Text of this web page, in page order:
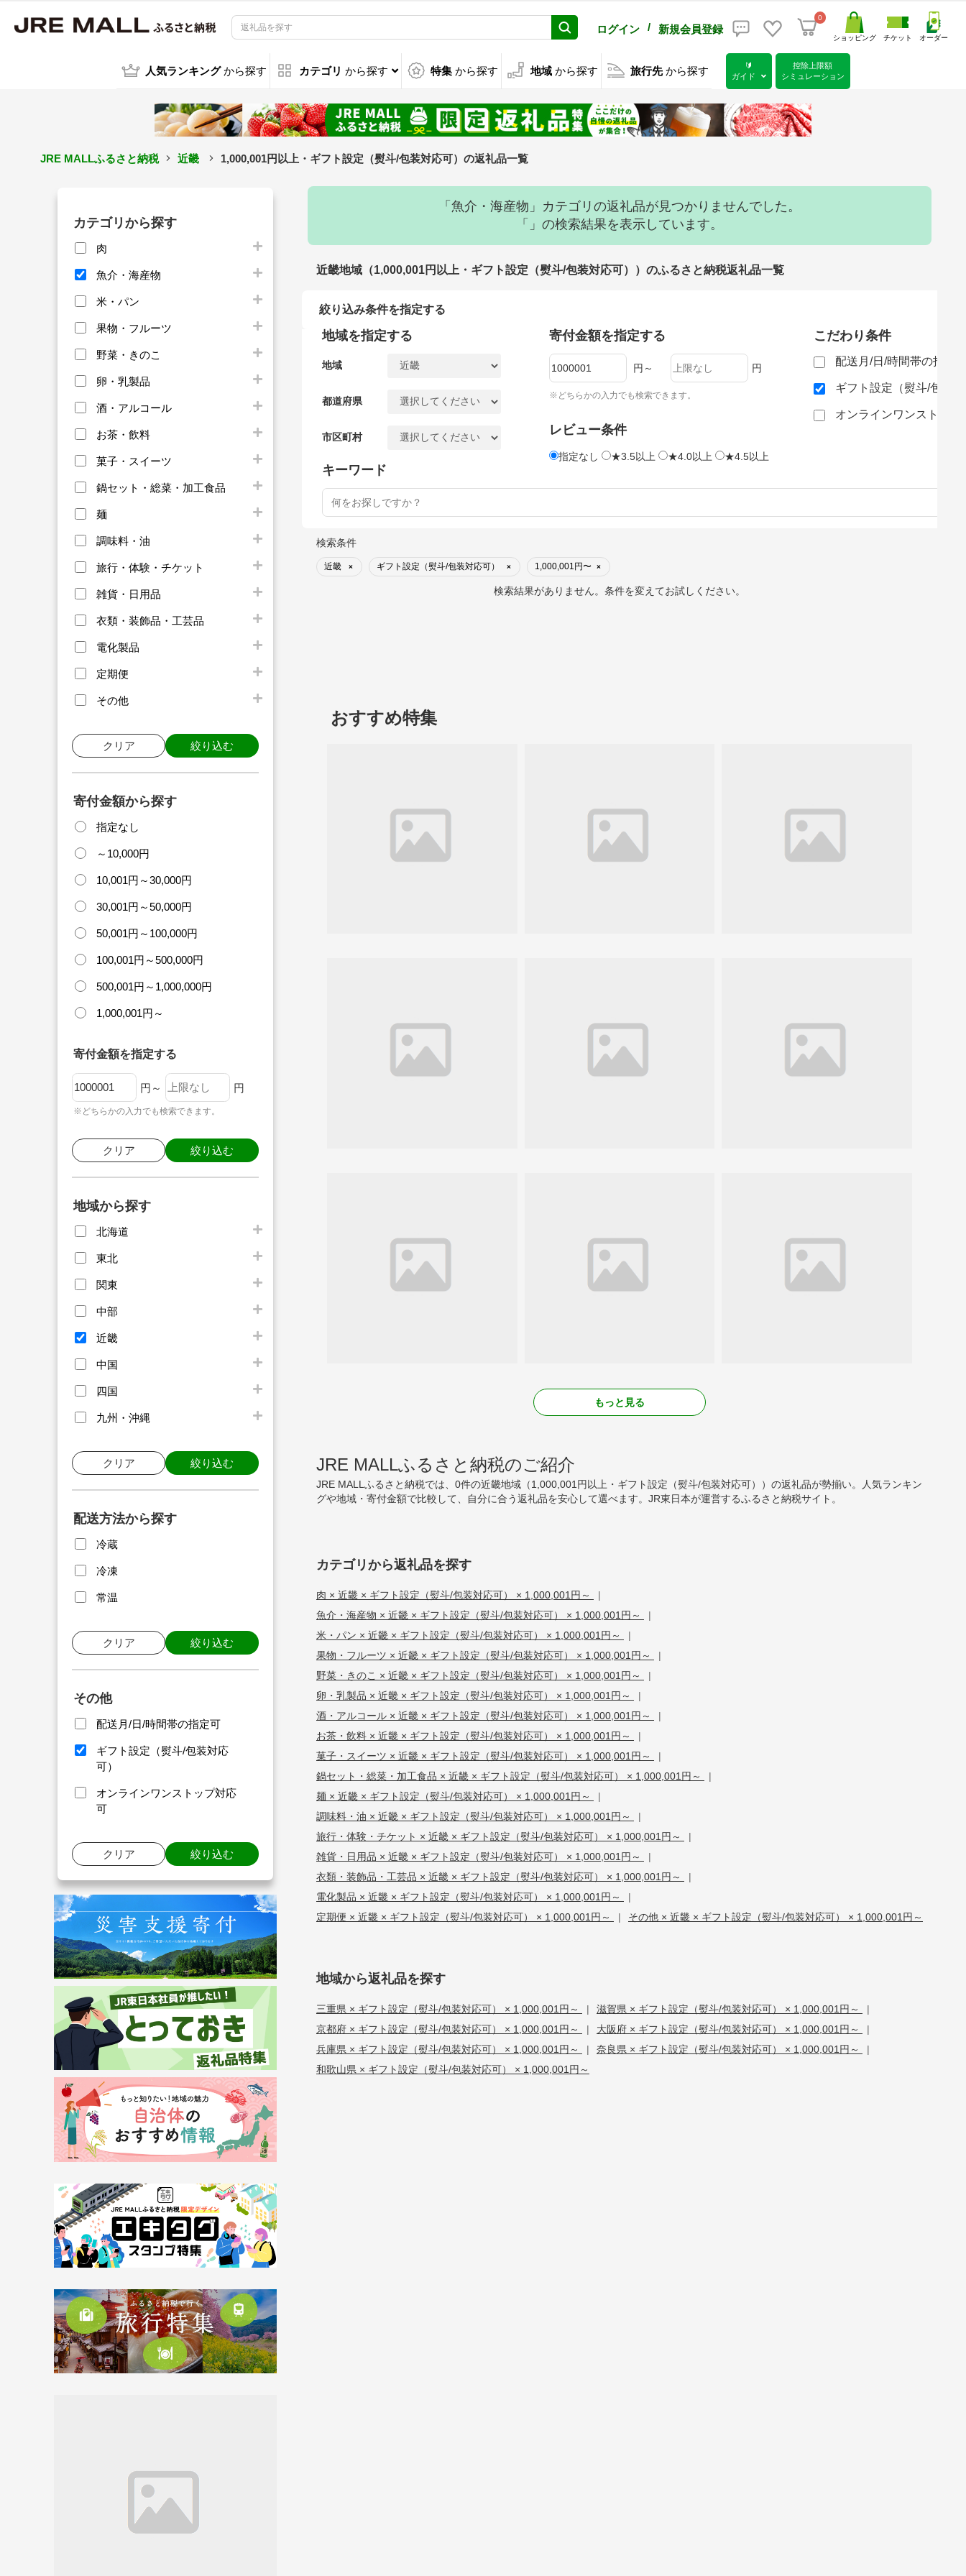
ログイン / 新規会員登録
0
ショッピング チケット オーダー
人気ランキング から探す カテゴリ から探す 特集 から探す 地域 から探す 旅行先 から探す
🔰
ガイド
控除上限額
シミュレーション
JRE MALLふるさと納税 近畿 1,000,001円以上・ギフト設定（熨斗/包装対応可）の返礼品一覧
カテゴリから探す
肉
魚介・海産物
米・パン
果物・フルーツ
野菜・きのこ
卵・乳製品
酒・アルコール
お茶・飲料
菓子・スイーツ
鍋セット・総菜・加工食品
麺
調味料・油
旅行・体験・チケット
雑貨・日用品
衣類・装飾品・工芸品
電化製品
定期便
その他
クリア 絞り込む
寄付金額から探す
指定なし
～10,000円
10,001円～30,000円
30,001円～50,000円
50,001円～100,000円
100,001円～500,000円
500,001円～1,000,000円
1,000,001円～
寄付金額を指定する
円～ 円
※どちらかの入力でも検索できます。
クリア 絞り込む
地域から探す
北海道
東北
関東
中部
近畿
中国
四国
九州・沖縄
クリア 絞り込む
配送方法から探す
冷蔵
冷凍
常温
クリア 絞り込む
その他
配送月/日/時間帯の指定可
ギフト設定（熨斗/包装対応
可）
オンラインワンストップ対応
可
クリア 絞り込む
「魚介・海産物」カテゴリの返礼品が見つかりませんでした。
「」の検索結果を表示しています。
近畿地域（1,000,001円以上・ギフト設定（熨斗/包装対応可））のふるさと納税返礼品一覧
絞り込み条件を指定する
地域を指定する
地域
都道府県
市区町村
寄付金額を指定する
円～ 円
※どちらかの入力でも検索できます。
レビュー条件
指定なし ★3.5以上 ★4.0以上 ★4.5以上
こだわり条件
配送月/日/時間帯の指定
ギフト設定（熨斗/包装
オンラインワンストップ
キーワード
検索条件
近畿 × ギフト設定（熨斗/包装対応可） × 1,000,001円〜 ×
検索結果がありません。条件を変えてお試しください。
おすすめ特集
もっと見る
JRE MALLふるさと納税のご紹介
JRE MALLふるさと納税では、0件の近畿地域（1,000,001円以上・ギフト設定（熨斗/包装対応可））の返礼品が勢揃い。人気ランキン
グや地域・寄付金額で比較して、自分に合う返礼品を安心して選べます。JR東日本が運営するふるさと納税サイト。
カテゴリから返礼品を探す
肉 × 近畿 × ギフト設定（熨斗/包装対応可） × 1,000,001円～
|
魚介・海産物 × 近畿 × ギフト設定（熨斗/包装対応可） × 1,000,001円～
|
米・パン × 近畿 × ギフト設定（熨斗/包装対応可） × 1,000,001円～
|
果物・フルーツ × 近畿 × ギフト設定（熨斗/包装対応可） × 1,000,001円～
|
野菜・きのこ × 近畿 × ギフト設定（熨斗/包装対応可） × 1,000,001円～
|
卵・乳製品 × 近畿 × ギフト設定（熨斗/包装対応可） × 1,000,001円～
|
酒・アルコール × 近畿 × ギフト設定（熨斗/包装対応可） × 1,000,001円～
|
お茶・飲料 × 近畿 × ギフト設定（熨斗/包装対応可） × 1,000,001円～
|
菓子・スイーツ × 近畿 × ギフト設定（熨斗/包装対応可） × 1,000,001円～
|
鍋セット・総菜・加工食品 × 近畿 × ギフト設定（熨斗/包装対応可） × 1,000,001円～
|
麺 × 近畿 × ギフト設定（熨斗/包装対応可） × 1,000,001円～
|
調味料・油 × 近畿 × ギフト設定（熨斗/包装対応可） × 1,000,001円～
|
旅行・体験・チケット × 近畿 × ギフト設定（熨斗/包装対応可） × 1,000,001円～
|
雑貨・日用品 × 近畿 × ギフト設定（熨斗/包装対応可） × 1,000,001円～
|
衣類・装飾品・工芸品 × 近畿 × ギフト設定（熨斗/包装対応可） × 1,000,001円～
|
電化製品 × 近畿 × ギフト設定（熨斗/包装対応可） × 1,000,001円～
|
定期便 × 近畿 × ギフト設定（熨斗/包装対応可） × 1,000,001円～
| その他 × 近畿 × ギフト設定（熨斗/包装対応可） × 1,000,001円～
地域から返礼品を探す
三重県 × ギフト設定（熨斗/包装対応可） × 1,000,001円～ | 滋賀県 × ギフト設定（熨斗/包装対応可） × 1,000,001円～
|
京都府 × ギフト設定（熨斗/包装対応可） × 1,000,001円～
| 大阪府 × ギフト設定（熨斗/包装対応可） × 1,000,001円～
|
兵庫県 × ギフト設定（熨斗/包装対応可） × 1,000,001円～
| 奈良県 × ギフト設定（熨斗/包装対応可） × 1,000,001円～
|
和歌山県 × ギフト設定（熨斗/包装対応可） × 1,000,001円～